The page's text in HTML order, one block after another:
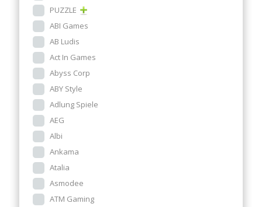
PUZZLE
ABI Games
AB Ludis
Act In Games
Abyss Corp
ABY Style
Adlung Spiele
AEG
Albi
Ankama
Atalia
Asmodee
ATM Gaming